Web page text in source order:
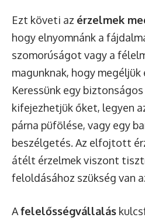
Ezt követi az érzelmek
hogy elnyomnánk a
szomorúságot vagy a
magunknak, hogy
Keressünk egy
kifejezhetjük őket, legyen
párna püfölése, vagy egy
beszélgetés. Az elfojtott
átélt érzelmek viszont
feloldásához szükség van
Afelelősségvállalás